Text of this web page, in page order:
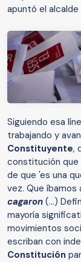
apuntó el
Siguiendo esa
trabajando y
Constituyente,
constitución que
de que 'es una
vez. Que íbamos
cagaron (...)
mayoría
movimientos
escriban con
Constitución